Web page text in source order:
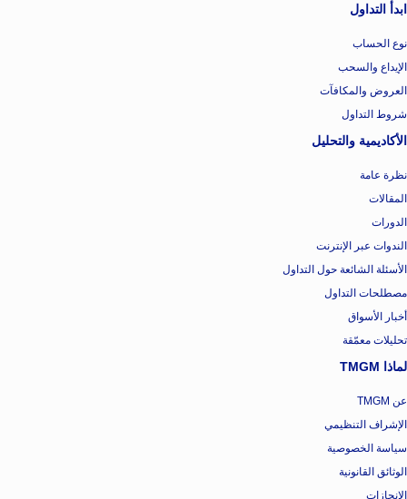
ابدأ التداول
نوع الحساب
الإيداع والسحب
العروض والمكافآت
شروط التداول
الأكاديمية والتحليل
نظرة عامة
المقالات
الدورات
الندوات عبر الإنترنت
الأسئلة الشائعة حول التداول
مصطلحات التداول
أخبار الأسواق
تحليلات معمّقة
لماذا TMGM
عن TMGM
الإشراف التنظيمي
سياسة الخصوصية
الوثائق القانونية
الإنجازات